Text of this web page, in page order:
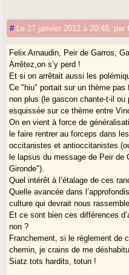
cette langue n’est généralement
Où bien vous devez allez au
qu’en Gironde on enseigne un
vous fustigez par ailleurs, si je
En fait, tout au long de ces
dialogue avec les occitanistes
leur mauvaise foi et leur
Il est impossible de discuter
Pisser dans un violon
résultats.
# Le 27 janvier 2012 à 20:48 par
Felix Arnaudin, Peir de Garros,
Arrêtez,on s’y perd !
Et si on arrêtait aussi les
Ce "hiu" portait sur un thème
non plus (le gascon chante-t-il
esquissée sur ce thème entre
On en vient à force de
le faire rentrer au forceps dans
occitanistes et antioccitanistes
le lapsus du message de Peir de
Gironde").
Quel intérêt à l’étalage de ces
Quelle avancée dans
culture qui devrait nous
Et ce sont bien ces différences
non ?
Franchement, si le règlement de
chemin, je crains de me
Siatz tots hardits, totun !